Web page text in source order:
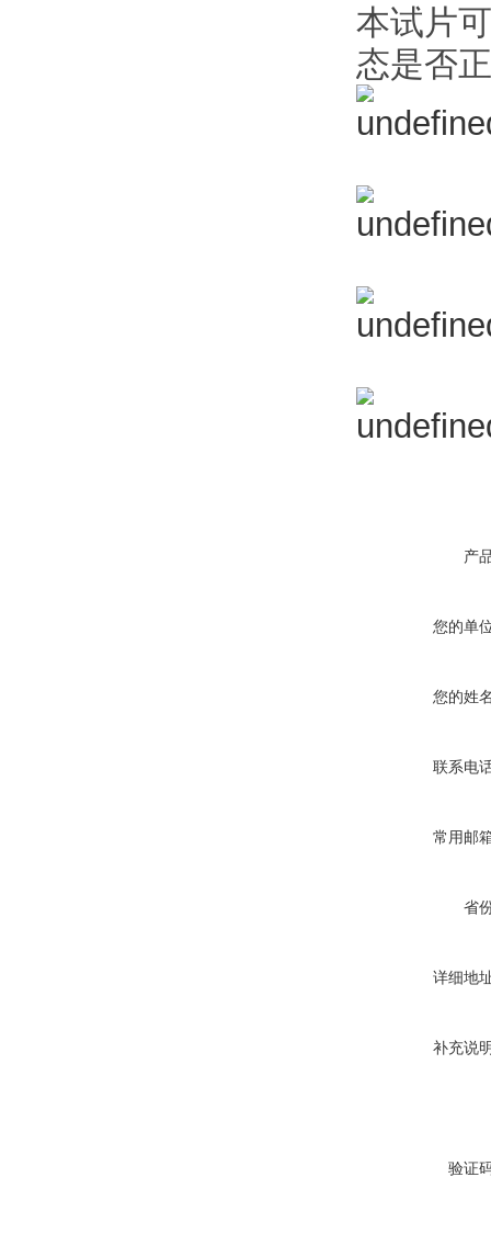
本试片
态是否
产
您的单
您的姓
联系电
常用邮
省
详细地
补充说
验证